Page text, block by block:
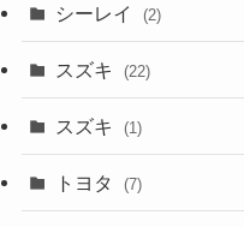
シーレイ (2)
スズキ (22)
スズキ (1)
トヨタ (7)